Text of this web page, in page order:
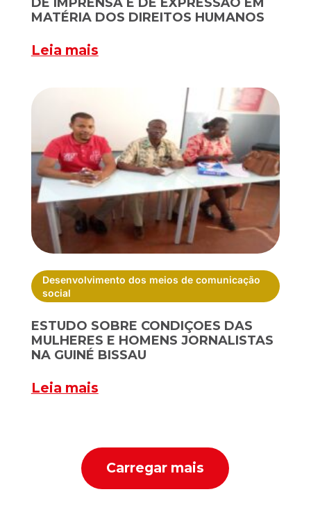
MATÉRIA DOS DIREITOS HUMANOS
Leia mais
Desenvolvimento dos meios de comunicação
social
ESTUDO SOBRE CONDIÇOES DAS
MULHERES E HOMENS JORNALISTAS
NA GUINÉ BISSAU
Leia mais
Carregar mais